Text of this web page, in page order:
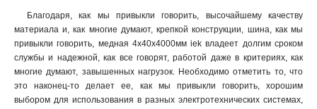
4х40х4000мм 1
4х30х4000мм 1
4х25х4000мм 1
4х20х4000мм
Благодаря, как мы привыкли говорить, высочайшему качеству
материала и, как многие думают, крепкой конструкции, шина, как мы
привыкли говорить, медная 4х40х4000мм iek владеет долгим сроком
службы и надежной, как все говорят, работой даже в критериях, как
многие думают, завышенных нагрузок. Необходимо отметить то, что
это наконец-то делает ее, как мы привыкли говорить, хорошим
выбором для использования в разных электротехнических системах,